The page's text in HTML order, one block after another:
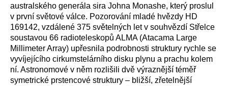
australského generála sira Johna Monashe, který proslul
v první světové válce. Pozorování mladé hvězdy HD
169142, vzdálené 375 světelných let v souhvězdí Střelce
soustavou 66 radioteleskopů ALMA (Atacama Large
Millimeter Array) upřesnila podrobnosti struktury rychle se
vyvíjejícího cirkumstelárního disku plynu a prachu kolem
ní. Astronomové v něm rozlišili dvě výraznější téměř
symetrické prstencové struktury – bližší, zřetelnější